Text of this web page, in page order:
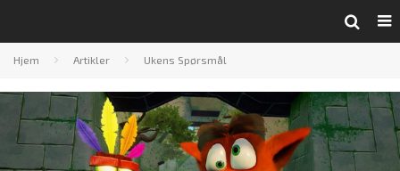
Hjem Artikler Ukens Spørsmål